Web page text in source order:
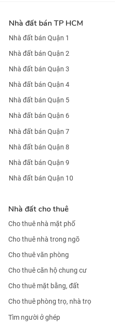
Nhà đất bán TP HCM
Nhà đất bán Quận 1
Nhà đất bán Quận 2
Nhà đất bán Quận 3
Nhà đất bán Quận 4
Nhà đất bán Quận 5
Nhà đất bán Quận 6
Nhà đất bán Quận 7
Nhà đất bán Quận 8
Nhà đất bán Quận 9
Nhà đất bán Quận 10
Nhà đất cho thuê
Cho thuê nhà mặt phố
Cho thuê nhà trong ngõ
Cho thuê văn phòng
Cho thuê căn hộ chung cư
Cho thuê mặt bằng, đất
Cho thuê phòng trọ, nhà trọ
Tìm người ở ghép